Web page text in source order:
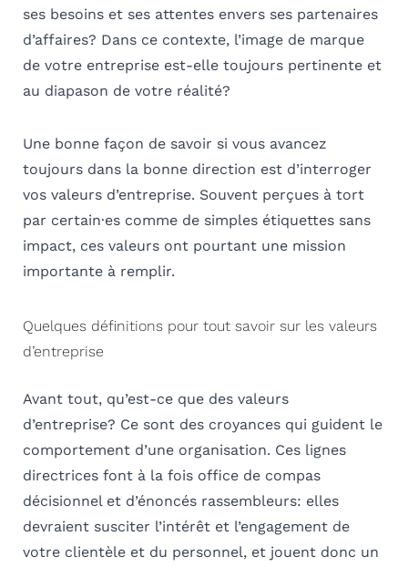
ses besoins et ses attentes envers ses partenaires
d’affaires? Dans ce contexte, l’image de marque
de votre entreprise est-elle toujours pertinente et
au diapason de votre réalité?
Une bonne façon de savoir si vous avancez
toujours dans la bonne direction est d’interroger
vos valeurs d’entreprise. Souvent perçues à tort
par certain·es comme de simples étiquettes sans
impact, ces valeurs ont pourtant une mission
importante à remplir.
Quelques définitions pour tout savoir sur les valeurs
d’entreprise
Avant tout, qu’est-ce que des valeurs
d’entreprise? Ce sont des croyances qui guident le
comportement d’une organisation. Ces lignes
directrices font à la fois office de compas
décisionnel et d’énoncés rassembleurs: elles
devraient susciter l’intérêt et l’engagement de
votre clientèle et du personnel, et jouent donc un